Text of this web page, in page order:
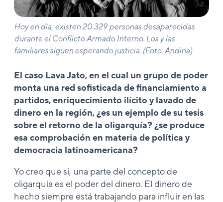
Hoy en día, existen 20.329 personas desaparecidas
durante el Conflicto Armado Interno. Los y las
familiares siguen esperando justicia. (Foto: Andina)
El caso Lava Jato, en el cual un grupo de poder
monta una red sofisticada de financiamiento a
partidos, enriquecimiento ilícito y lavado de
dinero en la región, ¿es un ejemplo de su tesis
sobre el retorno de la oligarquía? ¿se produce
esa comprobación en materia de política y
democracia latinoamericana?
Yo creo que sí, una parte del concepto de
oligarquía es el poder del dinero. El dinero de
hecho siempre está trabajando para influir en las